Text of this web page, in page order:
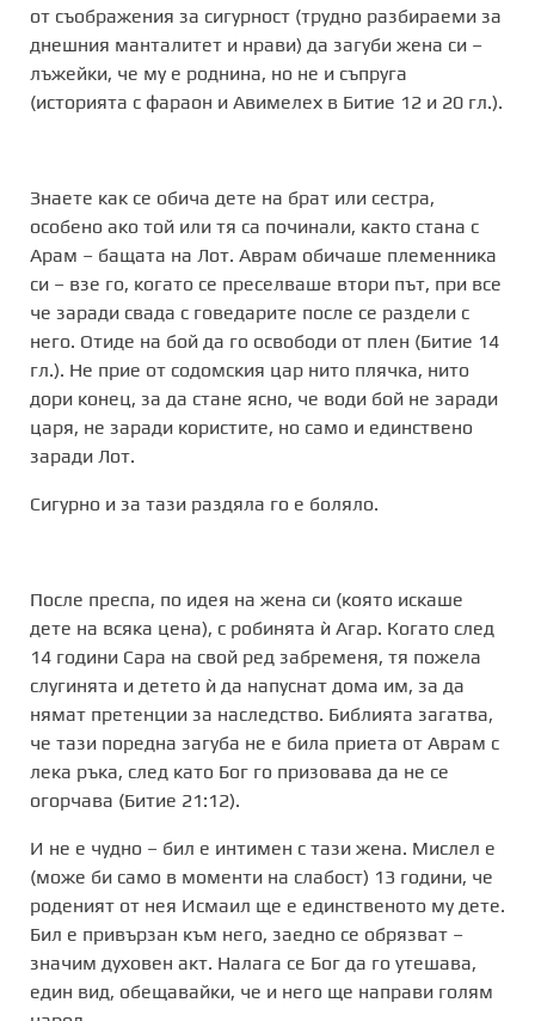
от съображения за сигурност (трудно разбираеми за
днешния манталитет и нрави) да загуби жена си –
лъжейки, че му е роднина, но не и съпруга
(историята с фараон и Авимелех в Битие 12 и 20 гл.).
Знаете как се обича дете на брат или сестра,
особено ако той или тя са починали, както стана с
Арам – бащата на Лот. Аврам обичаше племенника
си – взе го, когато се преселваше втори път, при все
че заради свада с говедарите после се раздели с
него. Отиде на бой да го освободи от плен (Битие 14
гл.). Не прие от содомския цар нито плячка, нито
дори конец, за да стане ясно, че води бой не заради
царя, не заради користите, но само и единствено
заради Лот.
Сигурно и за тази раздяла го е боляло.
После преспа, по идея на жена си (която искаше
дете на всяка цена), с робинята ѝ Агар. Когато след
14 години Сара на свой ред забременя, тя пожела
слугинята и детето ѝ да напуснат дома им, за да
нямат претенции за наследство. Библията загатва,
че тази поредна загуба не е била приета от Аврам с
лека ръка, след като Бог го призовава да не се
огорчава (Битие 21:12).
И не е чудно – бил е интимен с тази жена. Мислел е
(може би само в моменти на слабост) 13 години, че
роденият от нея Исмаил ще е единственото му дете.
Бил е привързан към него, заедно се обрязват –
значим духовен акт. Налага се Бог да го утешава,
един вид, обещавайки, че и него ще направи голям